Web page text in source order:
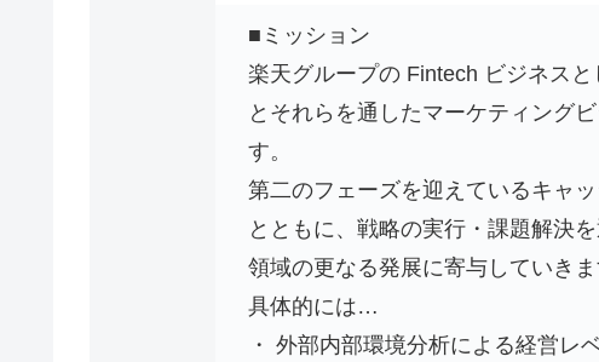
■ミッション
楽天グループの Fintech ビジネス
とそれらを通したマーケティング
す。
第二のフェーズを迎えているキャ
とともに、戦略の実行・課題解決
領域の更なる発展に寄与していきま
具体的には…
・ 外部内部環境分析による経営レ